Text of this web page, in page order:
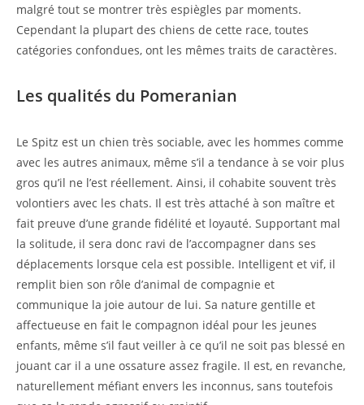
malgré tout se montrer très espiègles par moments.
Cependant la plupart des chiens de cette race, toutes
catégories confondues, ont les mêmes traits de caractères.
Les qualités du Pomeranian
Le Spitz est un chien très sociable, avec les hommes comme
avec les autres animaux, même s’il a tendance à se voir plus
gros qu’il ne l’est réellement. Ainsi, il cohabite souvent très
volontiers avec les chats. Il est très attaché à son maître et
fait preuve d’une grande fidélité et loyauté. Supportant mal
la solitude, il sera donc ravi de l’accompagner dans ses
déplacements lorsque cela est possible. Intelligent et vif, il
remplit bien son rôle d’animal de compagnie et
communique la joie autour de lui. Sa nature gentille et
affectueuse en fait le compagnon idéal pour les jeunes
enfants, même s’il faut veiller à ce qu’il ne soit pas blessé en
jouant car il a une ossature assez fragile. Il est, en revanche,
naturellement méfiant envers les inconnus, sans toutefois